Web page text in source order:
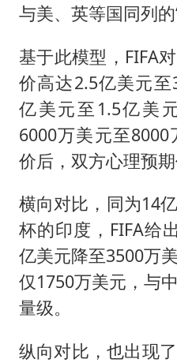
与美、英等国同列的
基于此模型，FIFA
价高达2.5亿美元
亿美元至1.5亿美
6000万美元至
价后，双方心理预期
横向对比，同为14
杯的印度，FIFA给
亿美元降至3500万
仅1750万美元，与
量级。
纵向对比，也出现